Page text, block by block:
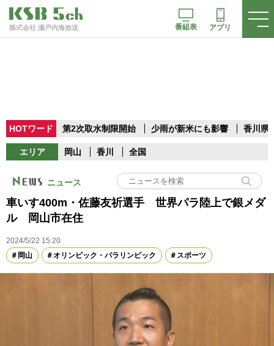
株式会社 瀬戸内海放送 番組表 アプリ
HOTワード 第2次取水制限開始 少雨が新米にも影響 香川県
エリア 岡山 香川 全国
ニュース
車いす400m・佐藤友祈選手 世界パラ陸上で銀メダ
ル 岡山市在住
2024/5/22 15:20
岡山
オリンピック・パラリンピック スポーツ